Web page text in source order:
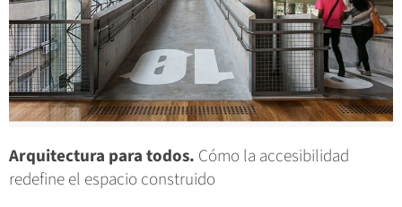
Arquitectura para todos. Cómo la accesibilidad
redefine el espacio construido